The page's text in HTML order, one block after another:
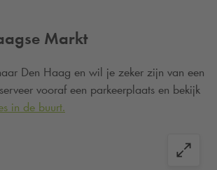
Markt
Den Haag en wil je zeker zijn van een
vooraf een parkeerplaats en bekijk
in de buurt.